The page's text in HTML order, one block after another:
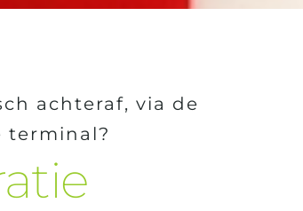
achteraf, via de
terminal?